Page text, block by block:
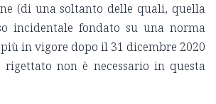
(di una soltanto delle quali, quella
incidentale fondato su una norma
in vigore dopo il 31 dicembre 2020
non è necessario in questa